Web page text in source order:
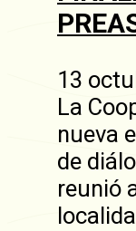
13
La
nueva
de
reunió